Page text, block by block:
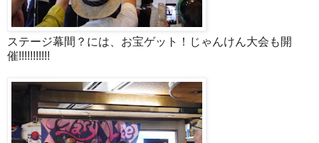
ステージ幕間？には、お宝ゲット！じゃんけん大会も開
催!!!!!!!!!!!